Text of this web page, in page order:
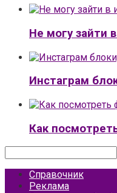
Не могу зайти
Инстаграм
Как
Справочник
Реклама